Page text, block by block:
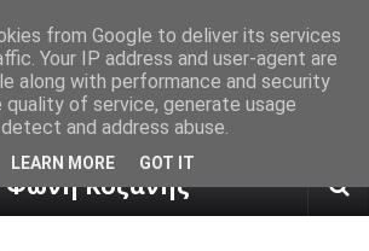
πρόγνωση καιρού από το
Φωνή Κοζάνης
from Google to deliver its services
Your IP address and user-agent are
along with performance and security
of service, generate usage
and address abuse.
LEARN MORE GOT IT